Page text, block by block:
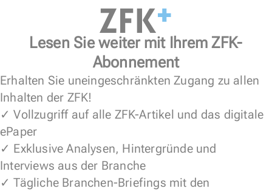
Lesen Sie weiter mit Ihrem ZFK-
Abonnement
Erhalten Sie uneingeschränkten Zugang zu allen
Inhalten der ZFK!
✓ Vollzugriff auf alle ZFK-Artikel und das digitale
ePaper
✓ Exklusive Analysen, Hintergründe und
Interviews aus der Branche
✓ Tägliche Branchen-Briefings mit den